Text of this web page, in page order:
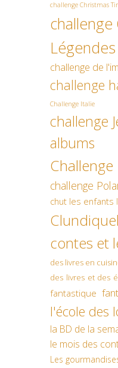
challenge Christmas
Légendes
challenge de
challenge
Challenge Italie
challenge
albums
Challenge
challenge
chut les enfants
contes et
des livres en
des livres et des
fantastique
l'école des
la BD de la
le mois des
Les